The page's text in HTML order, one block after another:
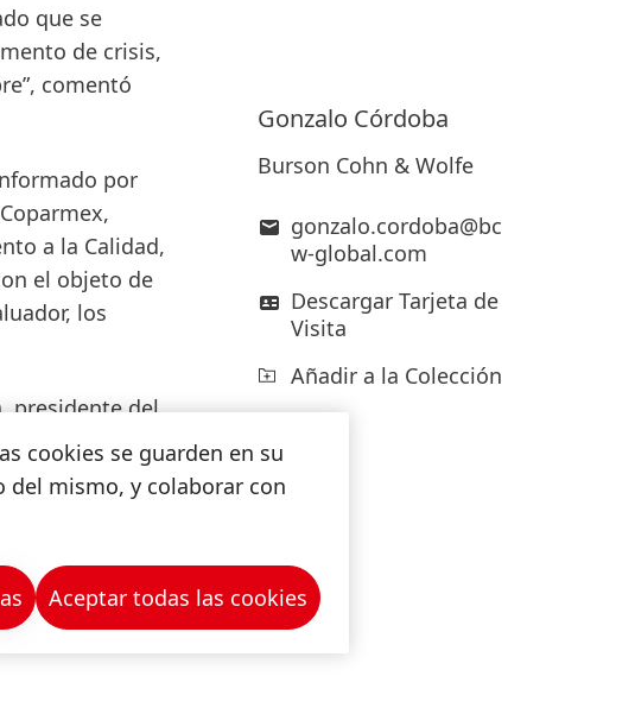
que se
de crisis,
comentó
por
a la Calidad,
el objeto de
los
presidente del
vuelve parte
habrá
las
las trascienden
Gonzalo Córdoba
Burson Cohn & Wolfe
gonzalo.cordoba@bc
w-global.com
Descargar Tarjeta de
Visita
Añadir a la Colección
cookies se guarden en su
del mismo, y colaborar con
Aceptar todas las cookies